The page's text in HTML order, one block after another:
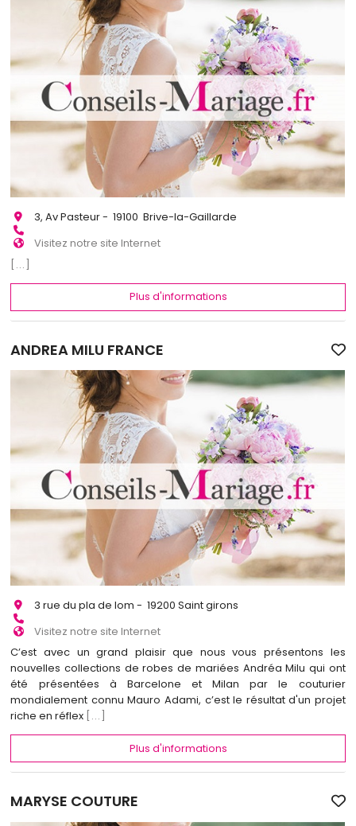
3, Av Pasteur - 19100 Brive-la-Gaillarde
Visitez notre site Internet
[...]
Plus d'informations
ANDREA MILU FRANCE
3 rue du pla de lom - 19200 Saint girons
Visitez notre site Internet
C’est avec un grand plaisir que nous vous présentons les
nouvelles collections de robes de mariées Andréa Milu qui ont
été présentées à Barcelone et Milan par le couturier
mondialement connu Mauro Adami, c’est le résultat d'un projet
riche en réflex [...]
Plus d'informations
MARYSE COUTURE